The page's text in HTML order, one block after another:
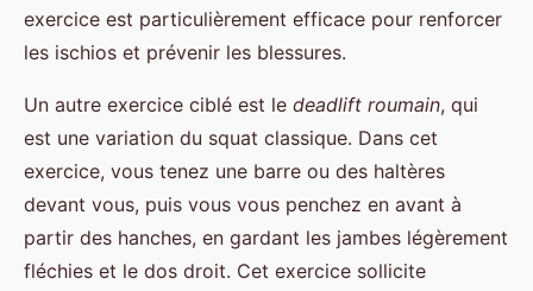
exercice est particulièrement efficace pour renforcer
les ischios et prévenir les blessures.
Un autre exercice ciblé est le deadlift roumain, qui
est une variation du squat classique. Dans cet
exercice, vous tenez une barre ou des haltères
devant vous, puis vous vous penchez en avant à
partir des hanches, en gardant les jambes légèrement
fléchies et le dos droit. Cet exercice sollicite